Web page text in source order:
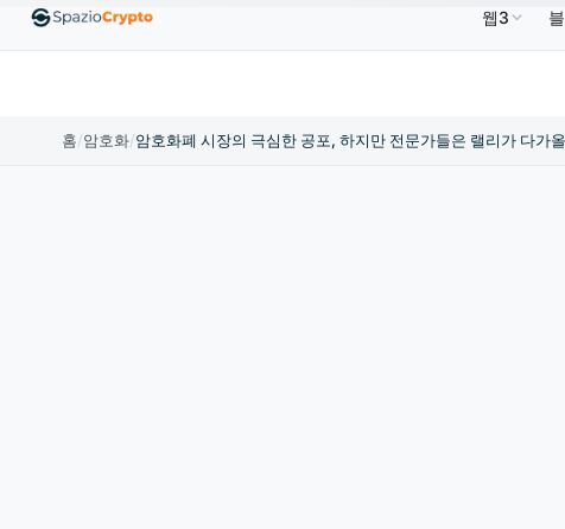
↑1.90% TetherUSDT ↑2.10% USDC
웹3
홈/암호화/암호화폐 시장의 극심한 공포, 하지만 전문가들은 랠리가 다가